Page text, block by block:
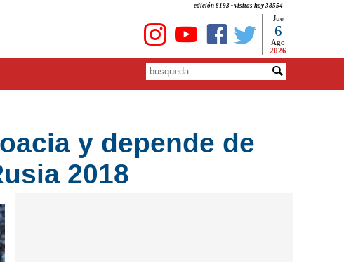
edición 8193 - visitas hoy 38554
Jue
6
Ago
2026
y depende de
2018